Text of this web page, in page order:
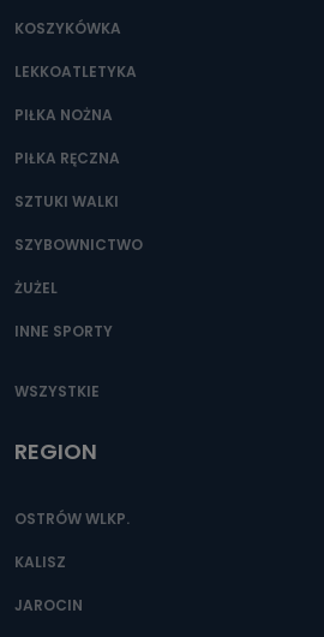
KOSZYKÓWKA
LEKKOATLETYKA
PIŁKA NOŻNA
PIŁKA RĘCZNA
SZTUKI WALKI
SZYBOWNICTWO
ŻUŻEL
INNE SPORTY
WSZYSTKIE
REGION
OSTRÓW WLKP.
KALISZ
JAROCIN